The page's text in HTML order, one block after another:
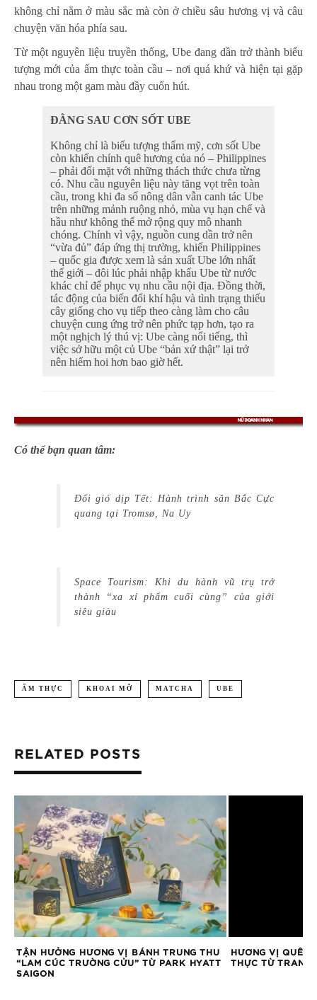
không chỉ nằm ở màu sắc mà còn ở chiều sâu hương vị và câu
chuyện văn hóa phía sau.
Từ một nguyên liệu truyền thống, Ube đang dần trở thành biểu
tượng mới của ẩm thực toàn cầu – nơi quá khứ và hiện tại gặp
nhau trong một gam màu đầy cuốn hút.
ĐẰNG SAU CƠN SỐT UBE
Không chỉ là biểu tượng thẩm mỹ, cơn sốt Ube
còn khiến chính quê hương của nó – Philippines
– phải đối mặt với những thách thức chưa từng
có. Nhu cầu nguyên liệu này tăng vọt trên toàn
cầu, trong khi đa số nông dân vẫn canh tác Ube
trên những mảnh ruộng nhỏ, mùa vụ hạn chế và
hầu như không thể mở rộng quy mô nhanh
chóng. Chính vì vậy, nguồn cung dần trở nên
“vừa đủ” đáp ứng thị trường, khiến Philippines
– quốc gia được xem là sản xuất Ube lớn nhất
thế giới – đôi lúc phải nhập khẩu Ube từ nước
khác chỉ để phục vụ nhu cầu nội địa. Đồng thời,
tác động của biến đổi khí hậu và tình trạng thiếu
cây giống cho vụ tiếp theo càng làm cho câu
chuyện cung ứng trở nên phức tạp hơn, tạo ra
một nghịch lý thú vị: Ube càng nổi tiếng, thì
việc sở hữu một củ Ube “bản xứ thật” lại trở
nên hiếm hoi hơn bao giờ hết.
Có thể bạn quan tâm:
Đổi gió dịp Tết: Hành trình săn Bắc Cực
quang tại Tromsø, Na Uy
Space Tourism: Khi du hành vũ trụ trở
thành “xa xỉ phẩm cuối cùng” của giới
siêu giàu
ẨM THỰC KHOAI MỠ MATCHA UBE
RELATED POSTS
TẬN HƯỞNG HƯƠNG VỊ BÁNH TRUNG THU
“LAM CÚC TRƯỜNG CỬU” TỪ PARK HYATT
SAIGON
HƯƠNG VỊ QUÊ
THỰC TỪ